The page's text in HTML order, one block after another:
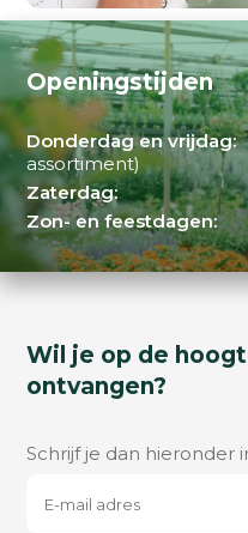
Openingstijden
Donderdag en vrijdag:
assortiment)
Zaterdag:
Zon- en feestdagen:
Wil je op de
ontvangen?
Schrijf je dan hieronder